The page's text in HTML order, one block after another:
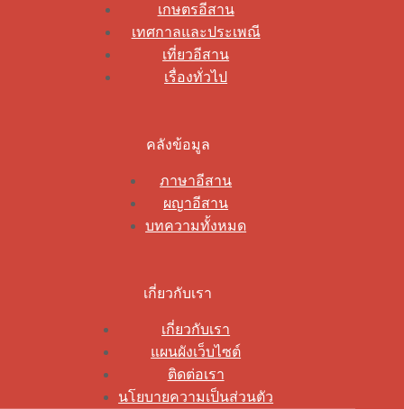
เกษตรอีสาน
เทศกาลและประเพณี
เที่ยวอีสาน
เรื่องทั่วไป
คลังข้อมูล
ภาษาอีสาน
ผญาอีสาน
บทความทั้งหมด
เกี่ยวกับเรา
เกี่ยวกับเรา
แผนผังเว็บไซต์
ติดต่อเรา
นโยบายความเป็นส่วนตัว